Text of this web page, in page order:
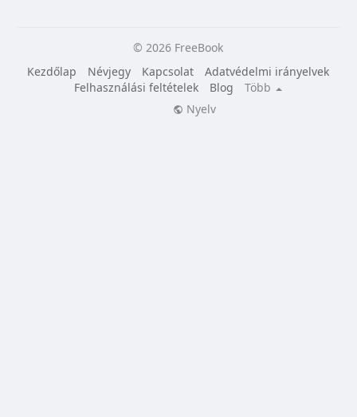
© 2026 FreeBook
Kezdőlap
Névjegy Kapcsolat
Adatvédelmi irányelvek
Felhasználási feltételek
Blog
Több
Nyelv